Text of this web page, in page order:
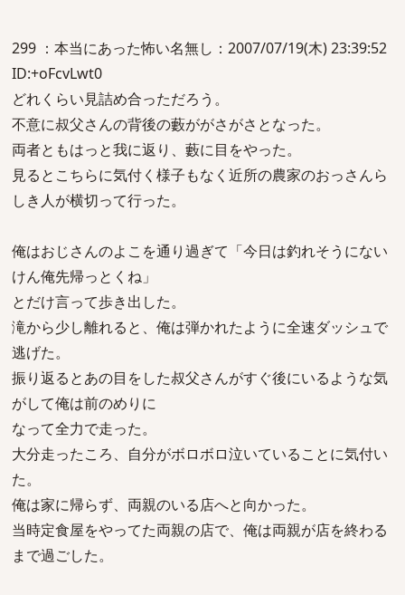
299 ：本当にあった怖い名無し：2007/07/19(木) 23:39:52
ID:+oFcvLwt0
どれくらい見詰め合っただろう。
不意に叔父さんの背後の藪ががさがさとなった。
両者ともはっと我に返り、藪に目をやった。
見るとこちらに気付く様子もなく近所の農家のおっさんら
しき人が横切って行った。
俺はおじさんのよこを通り過ぎて「今日は釣れそうにない
けん俺先帰っとくね」
とだけ言って歩き出した。
滝から少し離れると、俺は弾かれたように全速ダッシュで
逃げた。
振り返るとあの目をした叔父さんがすぐ後にいるような気
がして俺は前のめりに
なって全力で走った。
大分走ったころ、自分がボロボロ泣いていることに気付い
た。
俺は家に帰らず、両親のいる店へと向かった。
当時定食屋をやってた両親の店で、俺は両親が店を終わる
まで過ごした。